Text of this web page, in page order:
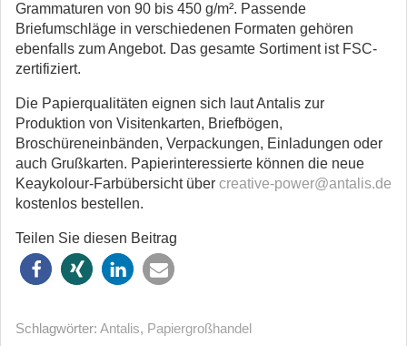
Grammaturen von 90 bis 450 g/m². Passende
Briefumschläge in verschiedenen Formaten gehören
ebenfalls zum Angebot. Das gesamte Sortiment ist FSC-
zertifiziert.
Die Papierqualitäten eignen sich laut Antalis zur
Produktion von Visitenkarten, Briefbögen,
Broschüreneinbänden, Verpackungen, Einladungen oder
auch Grußkarten. Papierinteressierte können die neue
Keaykolour-Farbübersicht über creative-power@antalis.de
kostenlos bestellen.
Teilen Sie diesen Beitrag
Schlagwörter: Antalis, Papiergroßhandel